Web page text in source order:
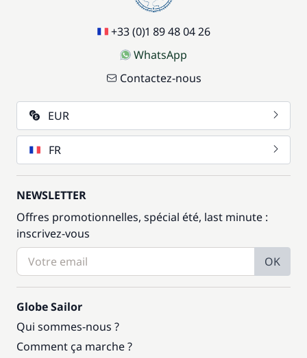
+33 (0)1 89 48 04 26
WhatsApp
Contactez-nous
EUR
FR
NEWSLETTER
Offres promotionnelles, spécial été, last minute :
inscrivez-vous
OK
Globe Sailor
Qui sommes-nous ?
Comment ça marche ?